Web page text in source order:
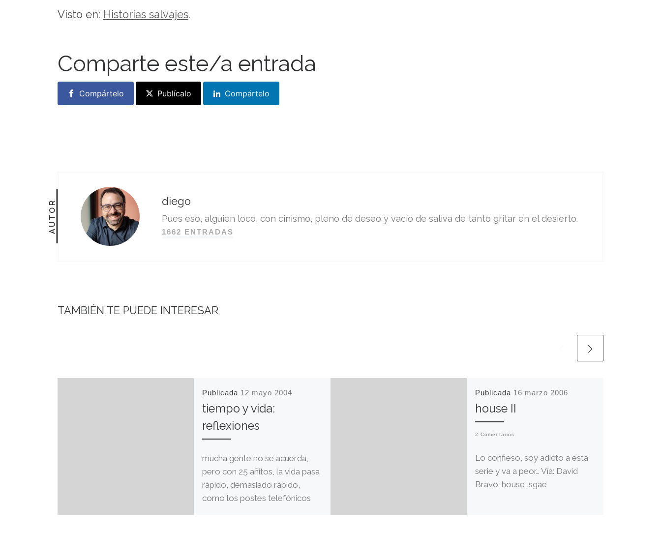
Visto en: Historias salvajes.
Comparte este/a entrada
Compártelo Publícalo Compártelo
AUTOR diego
Pues eso, alguien loco, con cinismo, pleno de deseo y vacío de saliva de tanto gritar en el desierto.
1662 ENTRADAS
TAMBIÉN TE PUEDE INTERESAR
Publicada 12 mayo 2004
tiempo y vida:
reflexiones
mucha gente no se acuerda,
pero con 25 añitos, la vida pasa
rápido, demasiado rápido,
como los postes telefónicos
Publicada 16 marzo 2006
house II
2 Comentarios
Lo confieso, soy adicto a esta
serie y va a peor… Vía: David
Bravo. house, sgae